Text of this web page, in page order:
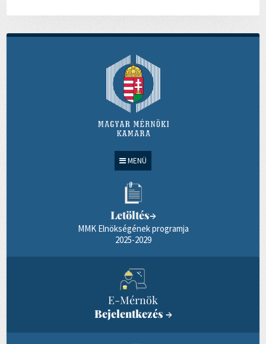
MENÜ
Letöltés→
MMK Elnökségének programja
2025-2029
E-Mérnök
Bejelentkezés →